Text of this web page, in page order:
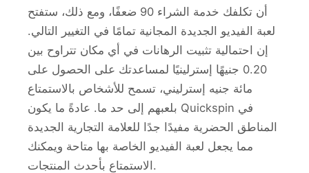
أن تكلفك خدمة الشراء 90 ضعفًا، ومع ذلك، ستفتح
لعبة الفيديو الجديدة المجانية تمامًا في التغيير التالي.
إن احتمالية تثبيت الرهانات في أي مكان تتراوح بين
0.20 جنيهًا إسترلينيًا لمساعدتك على الحصول على
مائة جنيه إسترليني، تسمح للأشخاص بالاستمتاع
بلعبهم إلى حد ما. عادةً ما يكون Quickspin في
المناطق الحضرية مفيدًا جدًا للعلامة التجارية الجديدة
مما يجعل لعبة الفيديو الخاصة بها متاحة ويمكنك
الاستمتاع بأحدث المنتجات.